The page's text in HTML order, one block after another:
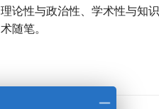
理论性与政治性、学术性与知
术随笔。